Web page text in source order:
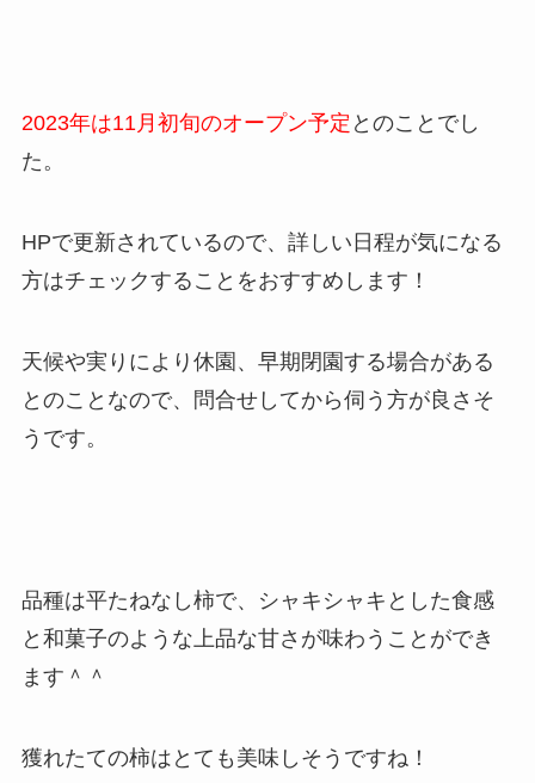
2023年は11月初旬のオープン予定 とのことでし
た。
HPで更新されているので、詳しい日程が気になる
方はチェックすることをおすすめします！
天候や実りにより休園、早期閉園する場合がある
とのことなので、問合せしてから伺う方が良さそ
うです。
品種は平たねなし柿で、シャキシャキとした食感
と和菓子のような上品な甘さが味わうことができ
ます＾＾
獲れたての柿はとても美味しそうですね！